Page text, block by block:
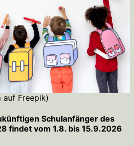
Freepik)
Schulanfänger des
findet vom 1.8. bis 15.9.2026